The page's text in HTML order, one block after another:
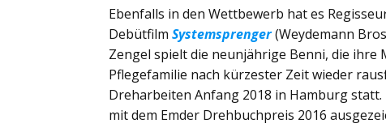
Ebenfalls in den Wettbewerb hat es
DebütfilmSystemsprenger(Weydemann
Zengel spielt die neunjährige Benni, die
Pflegefamilie nach kürzester Zeit wieder
Dreharbeiten Anfang 2018 in Hamburg
mit dem Emder Drehbuchpreis 2016